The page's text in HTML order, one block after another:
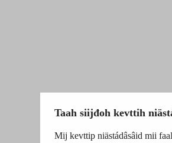
Taah siijđoh kevttih
Mij kevttip niästádâsâid mii